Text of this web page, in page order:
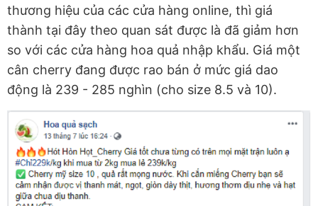
thương hiệu của các cửa hàng online, thì giá
thành tại đây theo quan sát được là đã giảm hơn
so với các cửa hàng hoa quả nhập khẩu. Giá một
cân cherry đang được rao bán ở mức giá dao
động là 239 - 285 nghìn (cho size 8.5 và 10).